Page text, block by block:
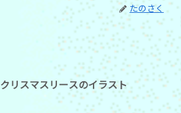
たのさく
クリスマスリースのイラスト